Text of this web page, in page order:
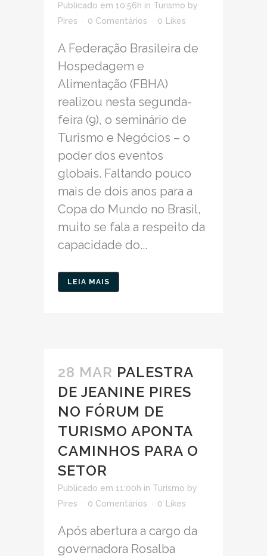
Publicado em 10:56h in Turismo by
Pires
0 Comentários 0 Likes
A Federação Brasileira de
Hospedagem e
Alimentação (FBHA)
realizou nesta segunda-
feira (9), o seminário de
Turismo e Negócios – o
poder dos eventos
globais. Faltando pouco
mais de dois anos para a
Copa do Mundo no Brasil,
muito se fala a respeito da
capacidade do...
LEIA MAIS
28 MAR PALESTRA
DE JEANINE PIRES
NO FÓRUM DE
TURISMO APONTA
CAMINHOS PARA O
SETOR
Publicado em 11:00h in Turismo by
Pires
0 Comentários 0 Likes
Após abertura a cargo da
governadora Rosalba